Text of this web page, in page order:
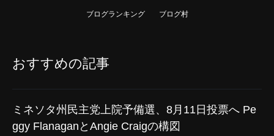
ブログランキング ブログ村
おすすめの記事
ミネソタ州民主党上院予備選、8月11日投票へ Pe
ggy FlanaganとAngie Craigの構図